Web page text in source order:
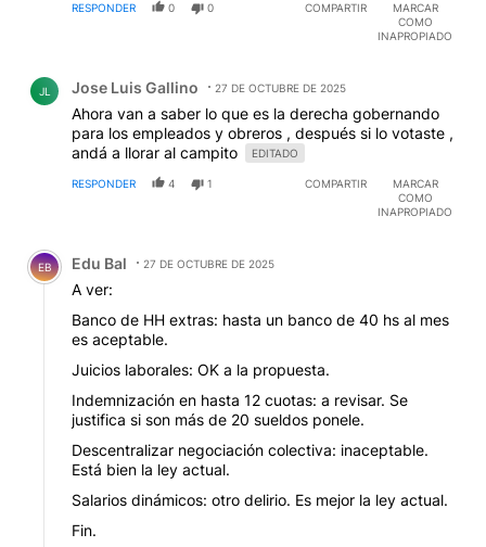
genuinamente, sin ironias.
EDITADO
RESPONDER 0 0 COMPARTIR
MARCAR
COMO
INAPROPIADO
JL Jose Luis Gallino 27 DE OCTUBRE DE 2025
Ahora van a saber lo que es la derecha gobernando
para los empleados y obreros , después si lo votaste ,
andá a llorar al campito
EDITADO
RESPONDER 4 1 COMPARTIR
MARCAR
COMO
INAPROPIADO
Comentario de Edu Bal.
EB Edu Bal 27 DE OCTUBRE DE 2025
A ver:
Banco de HH extras: hasta un banco de 40 hs al mes
es aceptable.
Juicios laborales: OK a la propuesta.
Indemnización en hasta 12 cuotas: a revisar. Se
justifica si son más de 20 sueldos ponele.
Descentralizar negociación colectiva: inaceptable.
Está bien la ley actual.
Salarios dinámicos: otro delirio. Es mejor la ley actual.
Fin.